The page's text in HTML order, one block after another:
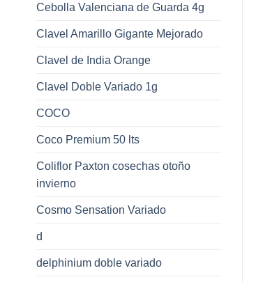
Cebolla Valenciana de Guarda 4g
Clavel Amarillo Gigante Mejorado
Clavel de India Orange
Clavel Doble Variado 1g
COCO
Coco Premium 50 lts
Coliflor Paxton cosechas otoño
invierno
Cosmo Sensation Variado
d
delphinium doble variado